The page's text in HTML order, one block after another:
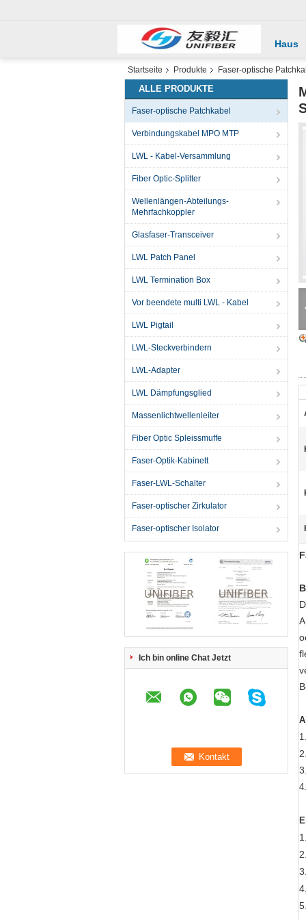
Haus
Startseite Produkte Faser-optische
ALLE PRODUKTE
Faser-optische Patchkabel
Verbindungskabel MPO MTP
LWL - Kabel-Versammlung
Fiber Optic-Splitter
Wellenlängen-Abteilungs-
Mehrfachkoppler
Glasfaser-Transceiver
LWL Patch Panel
LWL Termination Box
Vor beendete multi LWL - Kabel
LWL Pigtail
LWL-Steckverbindern
LWL-Adapter
LWL Dämpfungsglied
Massenlichtwellenleiter
Fiber Optic Spleissmuffe
Faser-Optik-Kabinett
Faser-LWL-Schalter
Faser-optischer Zirkulator
Faser-optischer Isolator
Ich bin online Chat Jetzt
1.
2.
3.
4.
1.
2.
3.
4.
5.